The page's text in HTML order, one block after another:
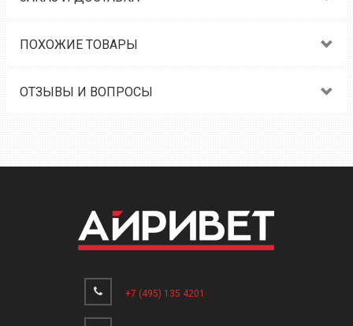
ПОХОЖИЕ ТОВАРЫ
ОТЗЫВЫ И ВОПРОСЫ
+7 (495) 135 4201